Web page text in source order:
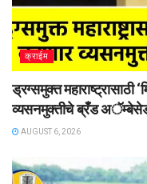
क्राईम
ड्रग्समुक्त महाराष्ट्रासाठी
व्यसनमुक्तीचे ब्रँड
AUGUST 6, 2026